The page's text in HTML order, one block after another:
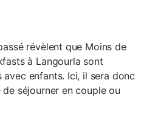
révèlent que Moins de
à Langourla sont
enfants. Ici, il sera donc
séjourner en couple ou